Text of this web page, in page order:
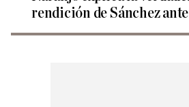
rendición de Sánchez